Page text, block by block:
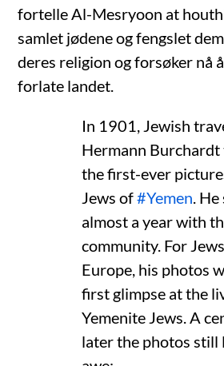
fortelle Al-Mesryoon at
samlet jødene og fengslet
deres religion og forsøker nå
forlate landet.
In 1901, Jewish
Hermann
the first-ever
Jews of#Yemen .
almost a year with
community. For
Europe, his photos
first glimpse at the
Yemenite Jews. A
later the photos still